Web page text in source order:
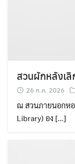
สวนผักหลังเ
26 ก.ค. 2026
ณ สวนภายนอกห
Library) อง […]